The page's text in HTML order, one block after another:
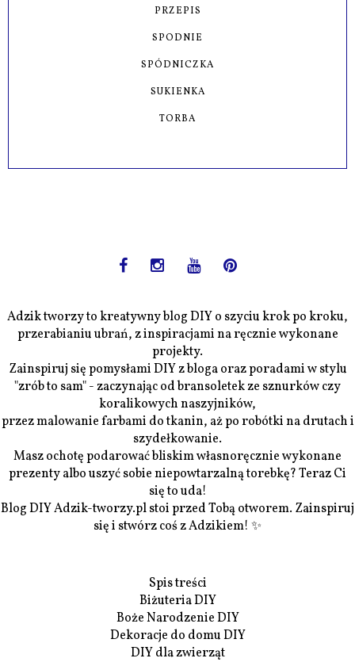
PRZEPIS
SPODNIE
SPÓDNICZKA
SUKIENKA
TORBA
Adzik tworzy to kreatywny blog DIY o szyciu krok po kroku,
przerabianiu ubrań, z inspiracjami na ręcznie wykonane
projekty.
Zainspiruj się pomysłami DIY z bloga oraz poradami w stylu
"zrób to sam" - zaczynając od bransoletek ze sznurków czy
koralikowych naszyjników,
przez malowanie farbami do tkanin, aż po robótki na drutach i
szydełkowanie.
Masz ochotę podarować bliskim własnoręcznie wykonane
prezenty albo uszyć sobie niepowtarzalną torebkę? Teraz Ci
się to uda!
Blog DIY Adzik-tworzy.pl stoi przed Tobą otworem. Zainspiruj
się i stwórz coś z Adzikiem! ✨
Spis treści
Biżuteria DIY
Boże Narodzenie DIY
Dekoracje do domu DIY
DIY dla zwierząt